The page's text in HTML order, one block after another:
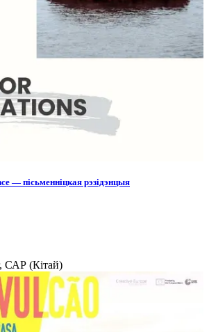
— пісьменніцкая рэзідэнцыя
САР (Кітай)